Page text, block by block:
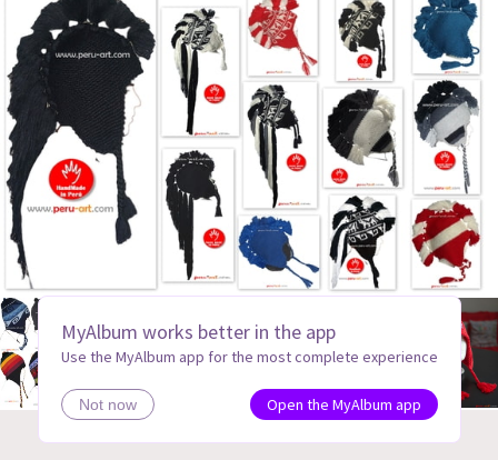
MyAlbum works better in the app
Use the MyAlbum app for the most complete experience
Not now Open the MyAlbum app